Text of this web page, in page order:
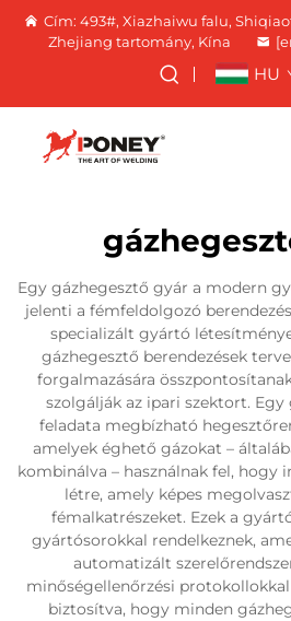
Cím: 493#, Xiazhaiwu falu,
Zhejiang tartomány, Kína
HU
Egy gázhegesztő gyár a modern
jelenti a fémfeldolgozó
specializált gyártó
gázhegesztő berendezések
forgalmazására
szolgálják az ipari szektort.
feladata megbízható
amelyek éghető gázokat –
kombinálva – használnak fel, hogy
létre, amely képes
fémalkatrészeket. Ezek a
gyártósorokkal rendelkeznek,
automatizált
minőségellenőrzési
biztosítva, hogy minden